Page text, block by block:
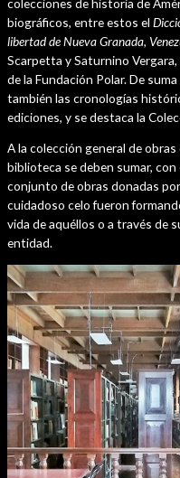
biográficos, entre estos el
libertad de Nueva Granada,
Scarpetta y Saturnino Vergara,
de la Fundación Polar. De
también las cronologías
ediciones, y se destaca la
A la colección general de
biblioteca se deben sumar,
conjunto de obras donadas
cuidadoso celo fueron
vida de aquéllos o a través de
entidad.